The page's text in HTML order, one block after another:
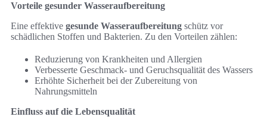
Vorteile gesunder Wasseraufbereitung
Eine effektive gesunde Wasseraufbereitung schütz vor
schädlichen Stoffen und Bakterien. Zu den Vorteilen zählen:
Reduzierung von Krankheiten und Allergien
Verbesserte Geschmack- und Geruchsqualität des Wassers
Erhöhte Sicherheit bei der Zubereitung von
Nahrungsmitteln
Einfluss auf die Lebensqualität